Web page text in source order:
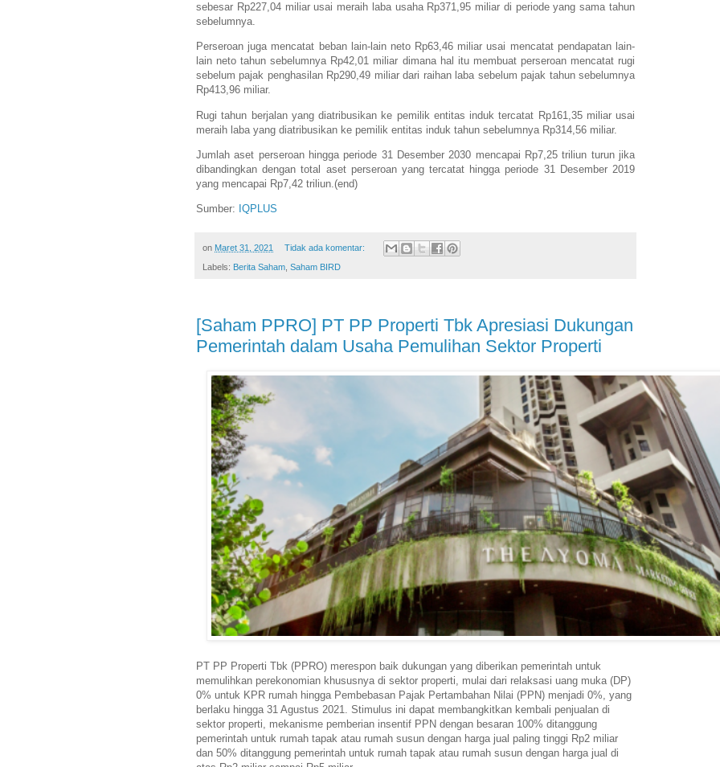
sebesar Rp227,04 miliar usai meraih laba usaha Rp371,95 miliar di periode yang sama tahun
sebelumnya.
Perseroan juga mencatat beban lain-lain neto Rp63,46 miliar usai mencatat pendapatan lain-
lain neto tahun sebelumnya Rp42,01 miliar dimana hal itu membuat perseroan mencatat rugi
sebelum pajak penghasilan Rp290,49 miliar dari raihan laba sebelum pajak tahun sebelumnya
Rp413,96 miliar.
Rugi tahun berjalan yang diatribusikan ke pemilik entitas induk tercatat Rp161,35 miliar usai
meraih laba yang diatribusikan ke pemilik entitas induk tahun sebelumnya Rp314,56 miliar.
Jumlah aset perseroan hingga periode 31 Desember 2030 mencapai Rp7,25 triliun turun jika
dibandingkan dengan total aset perseroan yang tercatat hingga periode 31 Desember 2019
yang mencapai Rp7,42 triliun.(end)
Sumber: IQPLUS
on Maret 31, 2021 Tidak ada komentar:
Labels: Berita Saham Saham BIRD
[Saham PPRO] PT PP Properti Tbk Apresiasi Dukungan
Pemerintah dalam Usaha Pemulihan Sektor Properti
PT PP Properti Tbk (PPRO) merespon baik dukungan yang diberikan pemerintah untuk
memulihkan perekonomian khususnya di sektor properti, mulai dari relaksasi uang muka (DP)
0% untuk KPR rumah hingga Pembebasan Pajak Pertambahan Nilai (PPN) menjadi 0%, yang
berlaku hingga 31 Agustus 2021. Stimulus ini dapat membangkitkan kembali penjualan di
sektor properti, mekanisme pemberian insentif PPN dengan besaran 100% ditanggung
pemerintah untuk rumah tapak atau rumah susun dengan harga jual paling tinggi Rp2 miliar
dan 50% ditanggung pemerintah untuk rumah tapak atau rumah susun dengan harga jual di